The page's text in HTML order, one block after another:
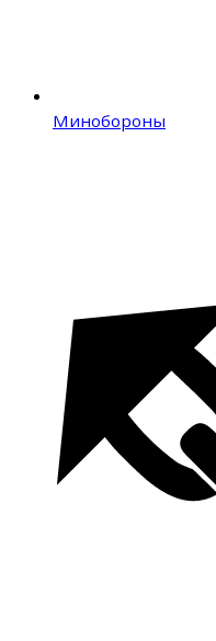
Минобороны